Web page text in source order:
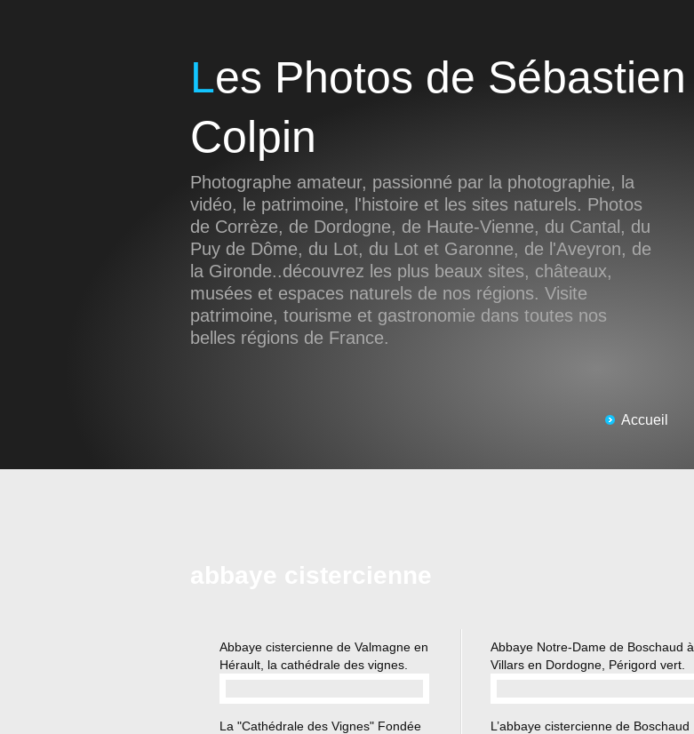
Les Photos de Sébastien
Colpin
Photographe amateur, passionné par la photographie, la
vidéo, le patrimoine, l'histoire et les sites naturels. Photos
de Corrèze, de Dordogne, de Haute-Vienne, du Cantal, du
Puy de Dôme, du Lot, du Lot et Garonne, de l'Aveyron, de
la Gironde..découvrez les plus beaux sites, châteaux,
musées et espaces naturels de nos régions. Visite
patrimoine, tourisme et gastronomie dans toutes nos
belles régions de France.
Accueil
Abbaye cistercienne de Valmagne en
Hérault, la cathédrale des vignes.
La "Cathédrale des Vignes" Fondée
Abbaye Notre-Dame de Boschaud à
Villars en Dordogne, Périgord vert.
L’abbaye cistercienne de Boschaud